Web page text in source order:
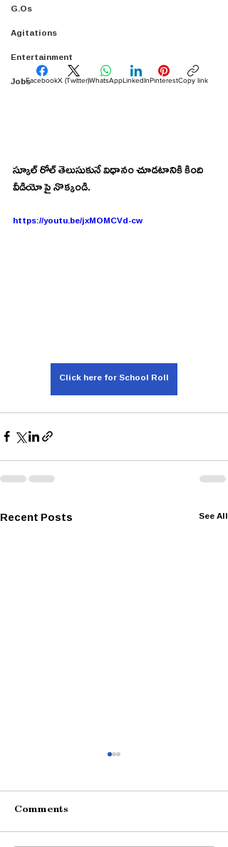
G.Os
Agitations
Entertainment
Jobs
స్కూల్ రోల్ తెలుసుకునే విధానం చూడటానికి కింది
వీడియో పై నొక్కండి.
https://youtu.be/jxMOMCVd-cw
Click here for School Roll
Recent Posts See All
Comments
FacebookX (Twitter)WhatsAppLinkedInPinterestCopy link